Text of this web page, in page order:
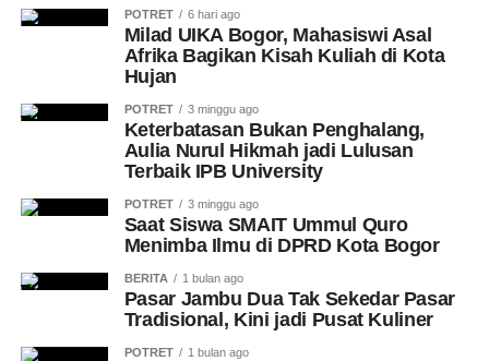
POTRET 6 hari ago
Milad UIKA Bogor, Mahasiswi Asal
Afrika Bagikan Kisah Kuliah di Kota
Hujan
POTRET 3 minggu ago
Keterbatasan Bukan Penghalang,
Aulia Nurul Hikmah jadi Lulusan
Terbaik IPB University
POTRET 3 minggu ago
Saat Siswa SMAIT Ummul Quro
Menimba Ilmu di DPRD Kota Bogor
BERITA 1 bulan ago
Pasar Jambu Dua Tak Sekedar Pasar
Tradisional, Kini jadi Pusat Kuliner
POTRET 1 bulan ago